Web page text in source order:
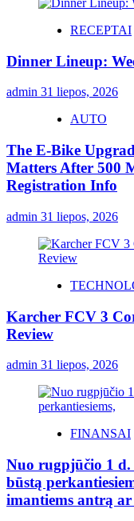
RECEPTAI
Dinner Lineup:
admin 31 liepos, 2026
AUTO
The E-Bike
Matters After 500
Registration Info
admin 31 liepos, 2026
Karcher FCV 3
Review
admin 31 liepos, 2026
FINANSAI
Nuo rugpjūčio 1
būstą
imantiems antrą ar